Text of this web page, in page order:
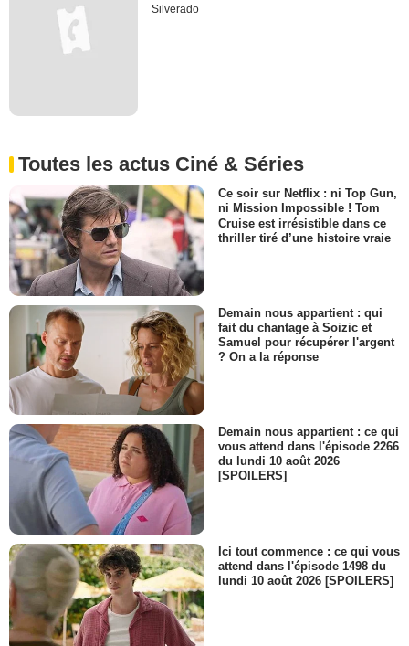
Silverado
Toutes les actus Ciné & Séries
Ce soir sur Netflix : ni Top Gun,
ni Mission Impossible ! Tom
Cruise est irrésistible dans ce
thriller tiré d’une histoire vraie
Demain nous appartient : qui
fait du chantage à Soizic et
Samuel pour récupérer l'argent
? On a la réponse
Demain nous appartient : ce qui
vous attend dans l'épisode 2266
du lundi 10 août 2026
[SPOILERS]
Ici tout commence : ce qui vous
attend dans l'épisode 1498 du
lundi 10 août 2026 [SPOILERS]